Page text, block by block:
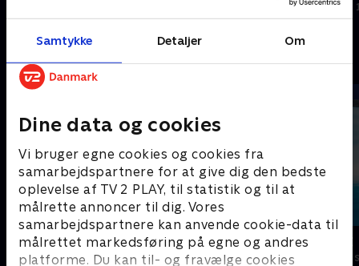
Samtykke Detaljer Om
Dine data og cookies
Vi bruger egne cookies og cookies fra
samarbejdspartnere for at give dig den bedste
oplevelse af TV 2 PLAY, til statistik og til at
målrette annoncer til dig. Vores
samarbejdspartnere kan anvende cookie-data til
målrettet markedsføring på egne og andres
platforme. Du kan til- og fravælge cookies
Andre så også
StoryZoo
Børneserier • 2 sæsoner
Vicke Viking
Børneserier • 1